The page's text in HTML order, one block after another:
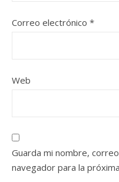
Correo electrónico *
Web
Guarda mi nombre,
navegador para la